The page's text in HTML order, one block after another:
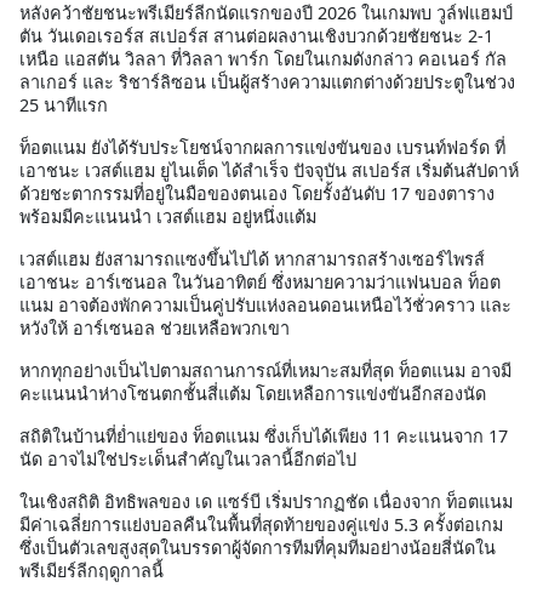
หลังคว้าชัยชนะพรีเมียร์ลีกนัดแรกของปี 2026 ในเกมพบ วูล์ฟแฮมป์
ตัน วันเดอเรอร์ส สเปอร์ส สานต่อผลงานเชิงบวกด้วยชัยชนะ 2-1
เหนือ แอสตัน วิลลา ที่วิลลา พาร์ก โดยในเกมดังกล่าว คอเนอร์ กัล
ลาเกอร์ และ ริชาร์ลิซอน เป็นผู้สร้างความแตกต่างด้วยประตูในช่วง
25 นาทีแรก
ท็อตแนม ยังได้รับประโยชน์จากผลการแข่งขันของ เบรนท์ฟอร์ด ที่
เอาชนะ เวสต์แฮม ยูไนเต็ด ได้สำเร็จ ปัจจุบัน สเปอร์ส เริ่มต้นสัปดาห์
ด้วยชะตากรรมที่อยู่ในมือของตนเอง โดยรั้งอันดับ 17 ของตาราง
พร้อมมีคะแนนนำ เวสต์แฮม อยู่หนึ่งแต้ม
เวสต์แฮม ยังสามารถแซงขึ้นไปได้ หากสามารถสร้างเซอร์ไพรส์
เอาชนะ อาร์เซนอล ในวันอาทิตย์ ซึ่งหมายความว่าแฟนบอล ท็อต
แนม อาจต้องพักความเป็นคู่ปรับแห่งลอนดอนเหนือไว้ชั่วคราว และ
หวังให้ อาร์เซนอล ช่วยเหลือพวกเขา
หากทุกอย่างเป็นไปตามสถานการณ์ที่เหมาะสมที่สุด ท็อตแนม อาจมี
คะแนนนำห่างโซนตกชั้นสี่แต้ม โดยเหลือการแข่งขันอีกสองนัด
สถิติในบ้านที่ย่ำแย่ของ ท็อตแนม ซึ่งเก็บได้เพียง 11 คะแนนจาก 17
นัด อาจไม่ใช่ประเด็นสำคัญในเวลานี้อีกต่อไป
ในเชิงสถิติ อิทธิพลของ เด แซร์บี เริ่มปรากฏชัด เนื่องจาก ท็อตแนม
มีค่าเฉลี่ยการแย่งบอลคืนในพื้นที่สุดท้ายของคู่แข่ง 5.3 ครั้งต่อเกม
ซึ่งเป็นตัวเลขสูงสุดในบรรดาผู้จัดการทีมที่คุมทีมอย่างน้อยสี่นัดใน
พรีเมียร์ลีกฤดูกาลนี้